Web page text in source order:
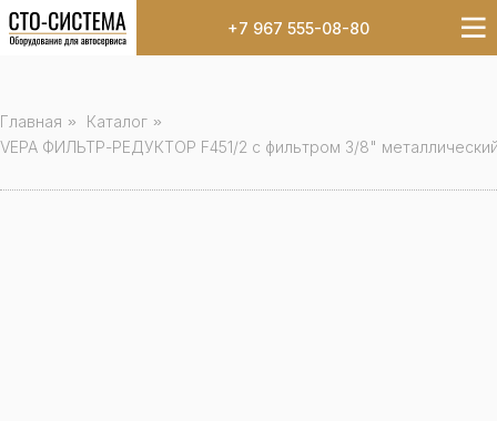
+7 967 555-08-80
Главная » Каталог »
VEPA ФИЛЬТР-РЕДУКТОР F451/2 с фильтром 3/8"